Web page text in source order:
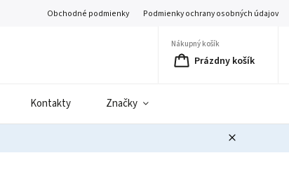
Obchodné podmienky Podmienky ochrany osobných údajov
Nákupný košík
Prázdny košík
Kontakty Značky